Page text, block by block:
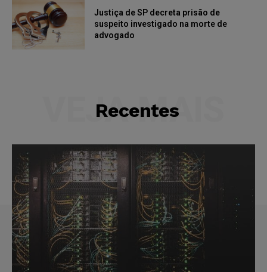
Justiça de SP decreta prisão de
suspeito investigado na morte de
advogado
Recentes
VEJA MAIS